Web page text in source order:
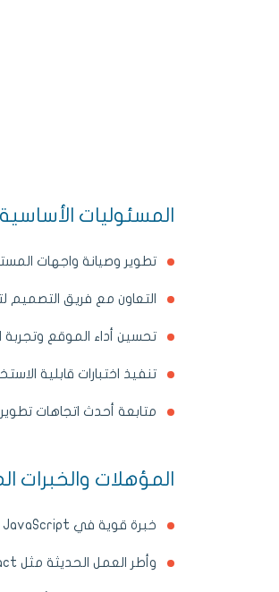
المسئوليات الأساسية
تطوير وصيانة واجهات
التعاون مع فريق
تحسين أداء الموقع
تنفيذ اختبارات قابلية
متابعة أحدث اتجاهات
المؤهلات والخبرات
خبرة قوية في HTML، CSS، JavaScript
وأطر العمل الحديثة مثل React أو Angular (نقاط اضافية) .